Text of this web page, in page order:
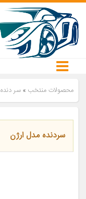
محصولات منتخب » سر دنده
سردنده مدل ارژن